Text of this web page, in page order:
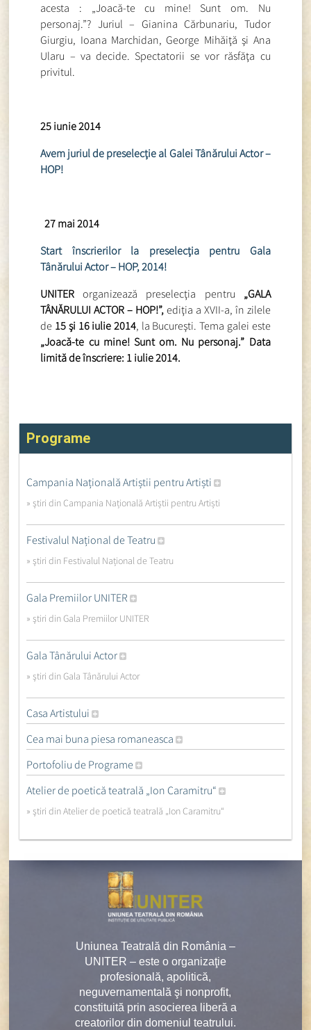
acesta : „Joacă-te cu mine! Sunt om. Nu
personaj.”? Juriul – Gianina Cărbunariu, Tudor
Giurgiu, Ioana Marchidan, George Mihăiţă şi Ana
Ularu – va decide. Spectatorii se vor răsfăţa cu
privitul.
25 iunie 2014
Avem juriul de preselecţie al Galei Tânărului Actor –
HOP!
27 mai 2014
Start înscrierilor la preselecţia pentru Gala
Tânărului Actor – HOP, 2014!
UNITERorganizează preselecţia pentru „GALA
TÂNĂRULUI ACTOR – HOP!”, ediţia a XVII-a, în zilele
de 15 şi 16 iulie 2014, la Bucureşti. Tema galei este
„Joacă-te cu mine! Sunt om. Nu personaj.” Data
limită de înscriere: 1 iulie 2014.
Programe
Campania Națională Artiștii pentru Artiști
» ştiri din Campania Națională Artiștii pentru Artiști
Festivalul Național de Teatru
» ştiri din Festivalul Național de Teatru
Gala Premiilor UNITER
» ştiri din Gala Premiilor UNITER
Gala Tânărului Actor
» ştiri din Gala Tânărului Actor
Casa Artistului
Cea mai buna piesa romaneasca
Portofoliu de Programe
Atelier de poetică teatrală „Ion Caramitru“
» ştiri din Atelier de poetică teatrală „Ion Caramitru“
Uniunea Teatrală din România –
UNITER – este o organizaţie
profesională, apolitică,
neguvernamentală şi nonprofit,
constituită prin asocierea liberă a
creatorilor din domeniul teatrului.